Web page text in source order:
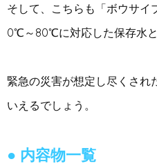
そして、こちらも「ボウサイ
0℃～80℃に対応した保存水と
緊急の災害が想定し尽くされ
いえるでしょう。
内容物一覧